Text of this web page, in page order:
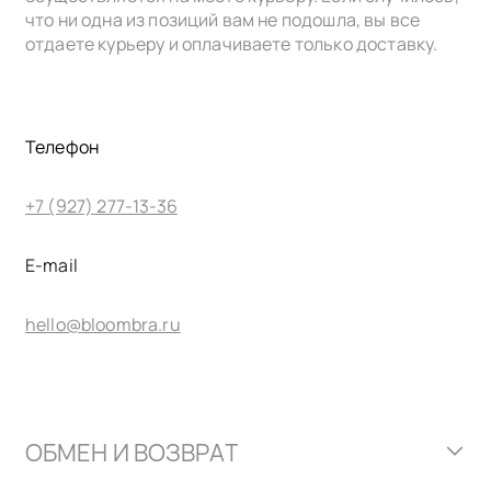
что ни одна из позиций вам не подошла, вы все
отдаете курьеру и оплачиваете только доставку.
Телефон
+7 (927) 277-13-36
E-mail
hello@bloombra.ru
ОБМЕН И ВОЗВРАТ